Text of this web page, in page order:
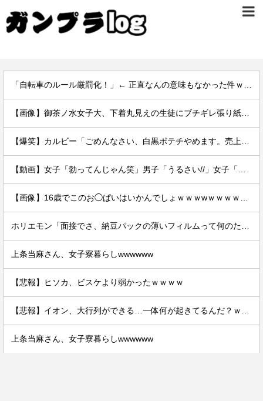
上条当麻さん、女子寮暮らしwwwwww
【悲報】ヒソカ、ビスケより弱かったｗｗｗｗ
上条当麻さん、女子寮暮らしwwwwww